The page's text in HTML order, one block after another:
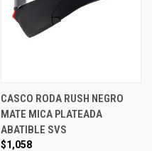
CASCO RODA RUSH NEGRO
MATE MICA PLATEADA
ABATIBLE SVS
$1,058